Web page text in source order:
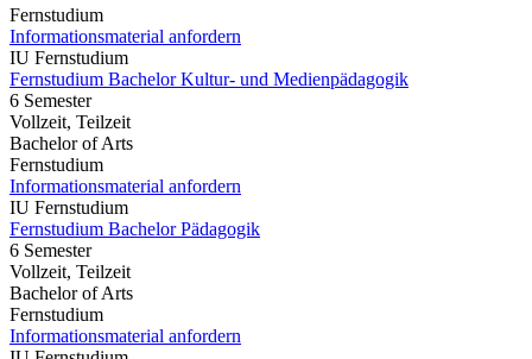
Fernstudium
Informationsmaterial anfordern
IU Fernstudium
Fernstudium Bachelor Kultur- und Medienpädagogik
6 Semester
Vollzeit, Teilzeit
Bachelor of Arts
Fernstudium
Informationsmaterial anfordern
IU Fernstudium
Fernstudium Bachelor Pädagogik
6 Semester
Vollzeit, Teilzeit
Bachelor of Arts
Fernstudium
Informationsmaterial anfordern